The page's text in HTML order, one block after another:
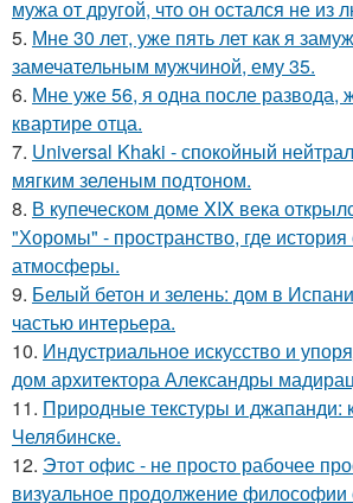
мужа от другой, что он остался не из
5. Мне 30 лет, уже пять лет как я
замечательным мужчиной, ему 35.
6. Мне уже 56, я одна после развода,
квартире отца.
7. Universal Khaki - спокойный
мягким зеленым подтоном.
8. В купеческом доме XIX века
"Хоромы" - пространство, где история
атмосферы.
9. Белый бетон и зелень: дом в
частью интерьера.
10. Индустриальное искусство и
дом архитектора Александры
11. Природные текстуры и джапанди:
Челябинске.
12. Этот офис - не просто рабочее
визуальное продолжение философии